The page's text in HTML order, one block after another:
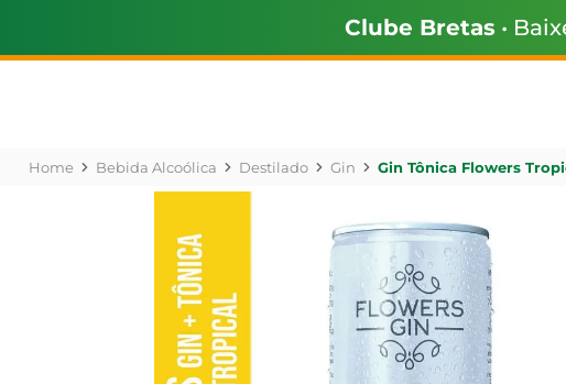
Clube Bretas •
Bebida Alcoólica Destilado Gin Gin Tônica Flowers